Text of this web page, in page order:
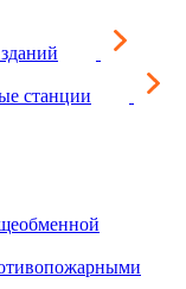
станции